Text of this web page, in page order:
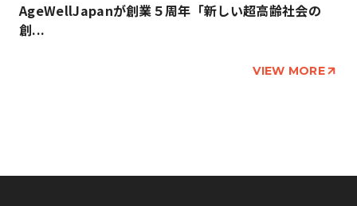
AgeWellJapanが創業５周年「新しい超高齢社会の
創...
VIEW MORE